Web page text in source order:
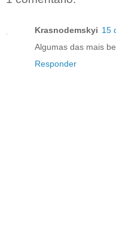
Krasnodemskyi 15
Algumas das mais
Responder